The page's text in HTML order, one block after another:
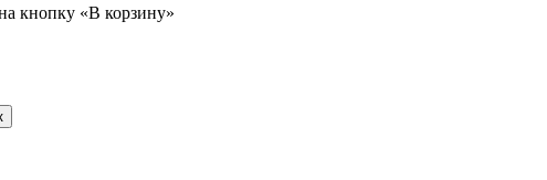
кнопку «В корзину»